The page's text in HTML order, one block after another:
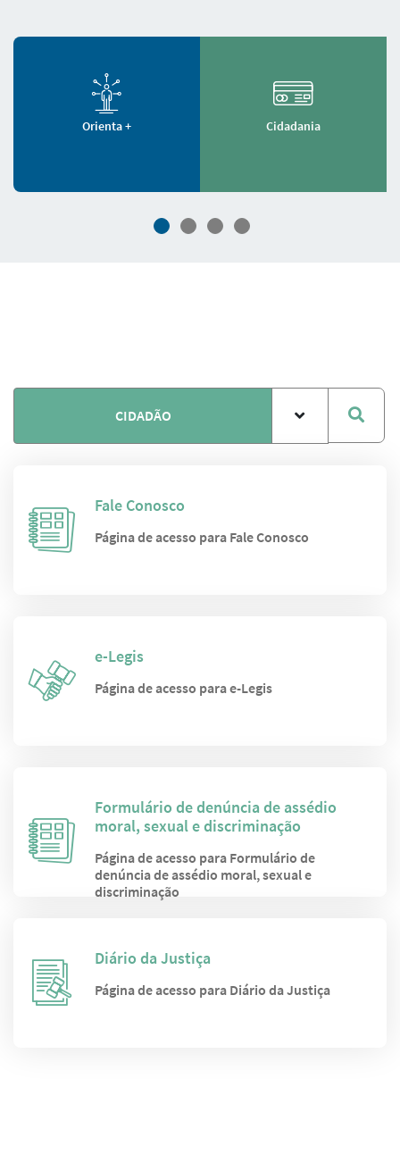
Orienta + Cidadania
CIDADÃO
Fale Conosco
Página de acesso para Fale Conosco
e-Legis
Página de acesso para e-Legis
Formulário de denúncia de assédio
moral, sexual e discriminação
Página de acesso para Formulário de
denúncia de assédio moral, sexual e
discriminação
Diário da Justiça
Página de acesso para Diário da Justiça